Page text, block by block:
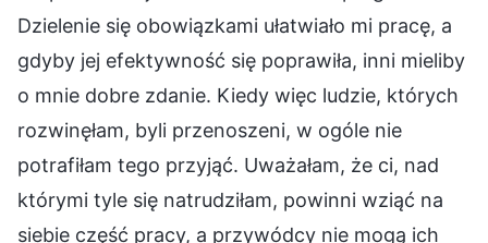
Dzielenie się obowiązkami ułatwiało mi pracę, a
gdyby jej efektywność się poprawiła, inni mieliby
o mnie dobre zdanie. Kiedy więc ludzie, których
rozwinęłam, byli przenoszeni, w ogóle nie
potrafiłam tego przyjąć. Uważałam, że ci, nad
którymi tyle się natrudziłam, powinni wziąć na
siebie część pracy, a przywódcy nie mogą ich